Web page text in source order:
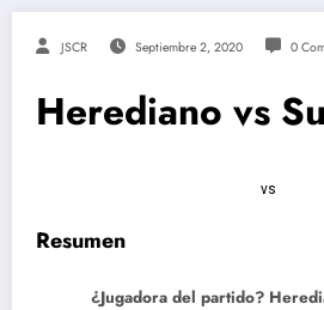
JSCR Septiembre 2, 2020 0
Herediano vs
vs
Resumen
¿Jugadora del partido?